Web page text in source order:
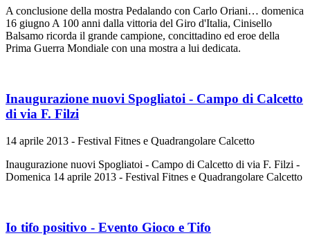
A conclusione della mostra Pedalando con Carlo Oriani… domenica
16 giugno A 100 anni dalla vittoria del Giro d'Italia, Cinisello
Balsamo ricorda il grande campione, concittadino ed eroe della
Prima Guerra Mondiale con una mostra a lui dedicata.
Inaugurazione nuovi Spogliatoi - Campo di Calcetto
di via F. Filzi
14 aprile 2013 - Festival Fitnes e Quadrangolare Calcetto
Inaugurazione nuovi Spogliatoi - Campo di Calcetto di via F. Filzi -
Domenica 14 aprile 2013 - Festival Fitnes e Quadrangolare Calcetto
Io tifo positivo - Evento Gioco e Tifo